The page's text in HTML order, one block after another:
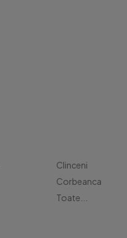
Clinceni
Corbeanca
Toate...